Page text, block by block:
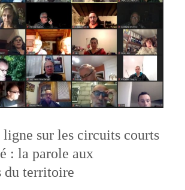
ligne sur les circuits courts
: la parole aux
du territoire